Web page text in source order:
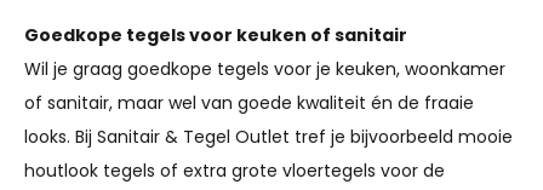
Goedkope tegels voor keuken of sanitair
Wil je graag goedkope tegels voor je keuken, woonkamer
of sanitair, maar wel van goede kwaliteit én de fraaie
looks. Bij Sanitair & Tegel Outlet tref je bijvoorbeeld mooie
houtlook tegels of extra grote vloertegels voor de